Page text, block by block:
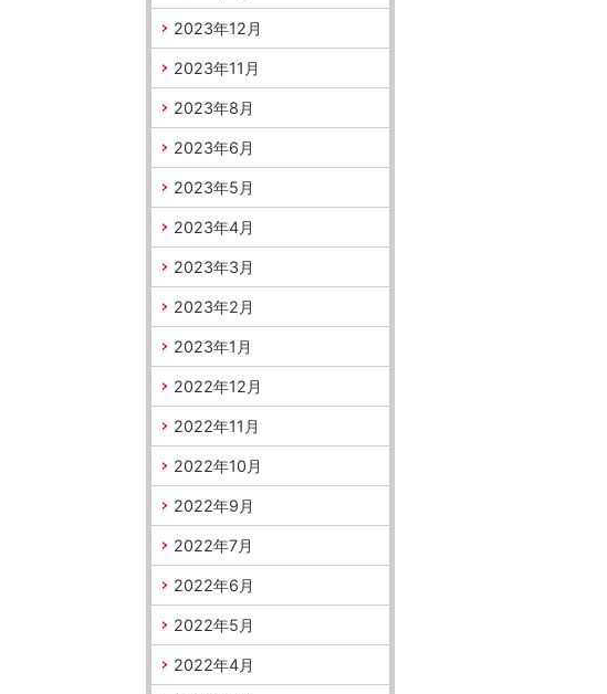
2023年12月
2023年11月
2023年8月
2023年6月
2023年5月
2023年4月
2023年3月
2023年2月
2023年1月
2022年12月
2022年11月
2022年10月
2022年9月
2022年7月
2022年6月
2022年5月
2022年4月